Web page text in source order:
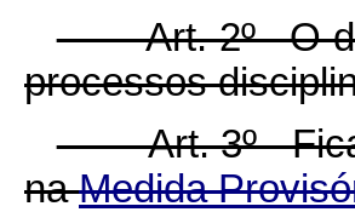
Art. 2º O
processos
Art. 3º Ficam
naMedida